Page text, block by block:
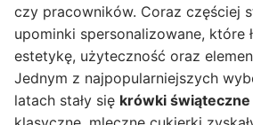
czy pracowników. Coraz częściej
upominki spersonalizowane, które
estetykę, użyteczność oraz
Jednym z najpopularniejszych
latach stały się krówki świąteczne